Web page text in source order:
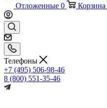
Отложенные 0 Корзина
Телефоны
+7 (495) 506-98-46
8 (800) 551-35-46